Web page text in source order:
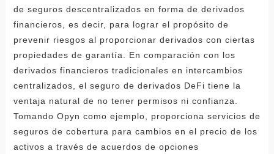
de seguros descentralizados en forma de derivados
financieros, es decir, para lograr el propósito de
prevenir riesgos al proporcionar derivados con ciertas
propiedades de garantía. En comparación con los
derivados financieros tradicionales en intercambios
centralizados, el seguro de derivados DeFi tiene la
ventaja natural de no tener permisos ni confianza.
Tomando Opyn como ejemplo, proporciona servicios de
seguros de cobertura para cambios en el precio de los
activos a través de acuerdos de opciones